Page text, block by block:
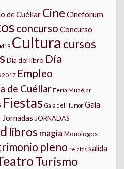
de Cuéllar Cine Cineforum
concurso Concurso
Cultura cursos
Día del libro Día
2017 Empleo
de CuéllarFeria Mudéjar
Fiestas Gala del Humor Gala
Jornadas JORNADAS
libros magia Monologos
pleno relatos salida
Turismo